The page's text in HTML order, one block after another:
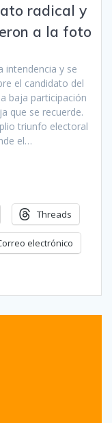
radical y
a la foto
intendencia y se
el candidato del
baja participación
que se recuerde.
triunfo electoral
el…
Threads
electrónico